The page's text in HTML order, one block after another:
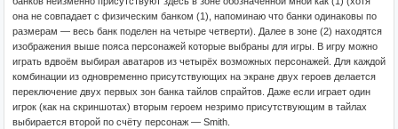
она не совпадает с физическим банком (1), напоминаю что банки одинаковы по
размерам — весь банк поделен на четыре четверти). Далее в зоне (2) находятся
изображения выше пояса персонажей которые выбраны для игры. В игру можно
играть вдвоём выбирая аватаров из четырёх возможных персонажей. Для каждой
комбинации из одновременно присутствующих на экране двух героев делается
переключение двух первых зон банка тайлов спрайтов. Даже если играет один
игрок (как на скриншотах) вторым героем незримо присутствующим в тайлах
выбирается второй по счёту персонаж — Smith.